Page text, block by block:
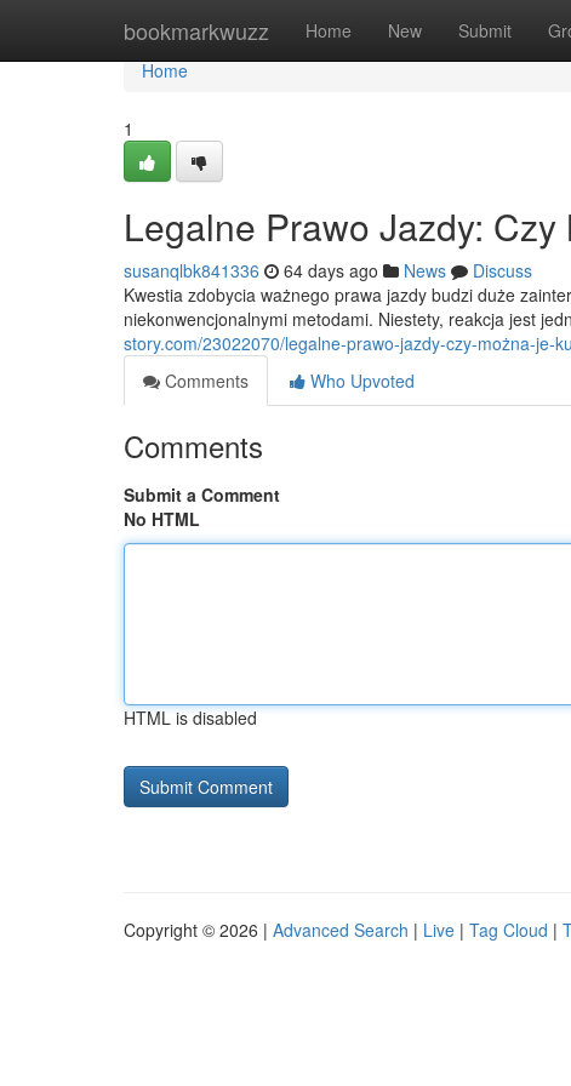
bookmarkwuzz Home New Submit
Home
Home
1
Legalne Prawo Jazdy:
susanqlbk841336 64 days ago News
Discuss
Kwestia zdobycia ważnego prawa jazdy budzi duże
niekonwencjonalnymi metodami. Niestety, reakcja jest
story.com/23022070/legalne-prawo-jazdy-czy-można-je-
Comments
Who Upvoted
Comments
Submit a Comment
No HTML
HTML is disabled
Copyright © 2026 | Advanced Search | Live | Tag Cloud |